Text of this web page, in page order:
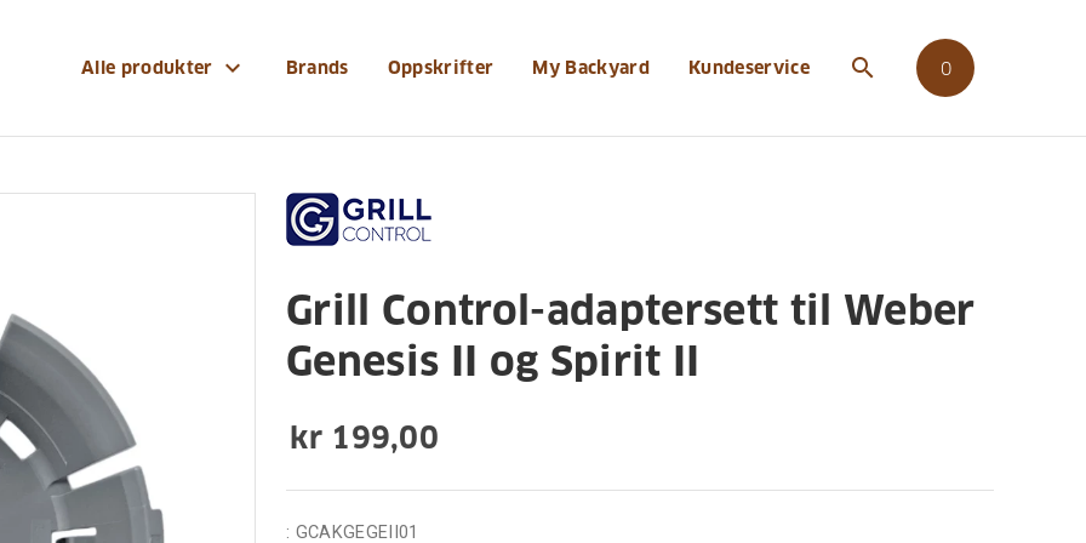
Alle produkter expand_more Brands Oppskrifter My Backyard Kundeservice search 0
Grill Control-adaptersett til Weber
Genesis II og Spirit II
kr 199,00
: GCAKGEGEII01